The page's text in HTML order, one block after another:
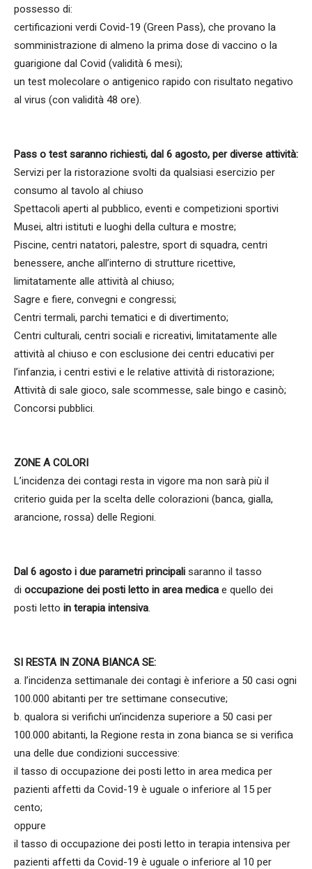
possesso di:
certificazioni verdi Covid-19 (Green Pass), che provano la
somministrazione di almeno la prima dose di vaccino o la
guarigione dal Covid (validità 6 mesi);
un test molecolare o antigenico rapido con risultato negativo
al virus (con validità 48 ore).
Pass o test saranno richiesti, dal 6 agosto, per diverse attività:
Servizi per la ristorazione svolti da qualsiasi esercizio per
consumo al tavolo al chiuso
Spettacoli aperti al pubblico, eventi e competizioni sportivi
Musei, altri istituti e luoghi della cultura e mostre;
Piscine, centri natatori, palestre, sport di squadra, centri
benessere, anche all’interno di strutture ricettive,
limitatamente alle attività al chiuso;
Sagre e fiere, convegni e congressi;
Centri termali, parchi tematici e di divertimento;
Centri culturali, centri sociali e ricreativi, limitatamente alle
attività al chiuso e con esclusione dei centri educativi per
l’infanzia, i centri estivi e le relative attività di ristorazione;
Attività di sale gioco, sale scommesse, sale bingo e casinò;
Concorsi pubblici.
ZONE A COLORI
L’incidenza dei contagi resta in vigore ma non sarà più il
criterio guida per la scelta delle colorazioni (banca, gialla,
arancione, rossa) delle Regioni.
Dal 6 agosto i due parametri principali saranno il tasso
di occupazione dei posti letto in area medica e quello dei
posti letto in terapia intensiva.
SI RESTA IN ZONA BIANCA SE:
a. l’incidenza settimanale dei contagi è inferiore a 50 casi ogni
100.000 abitanti per tre settimane consecutive;
b. qualora si verifichi un’incidenza superiore a 50 casi per
100.000 abitanti, la Regione resta in zona bianca se si verifica
una delle due condizioni successive:
il tasso di occupazione dei posti letto in area medica per
pazienti affetti da Covid-19 è uguale o inferiore al 15 per
cento;
oppure
il tasso di occupazione dei posti letto in terapia intensiva per
pazienti affetti da Covid-19 è uguale o inferiore al 10 per